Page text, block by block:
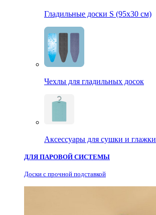
Гладильные доски S (95х30 см)
Чехлы для гладильных досок
Аксессуары для сушки и глажки
ДЛЯ ПАРОВОЙ СИСТЕМЫ
Доски с прочной подставкой